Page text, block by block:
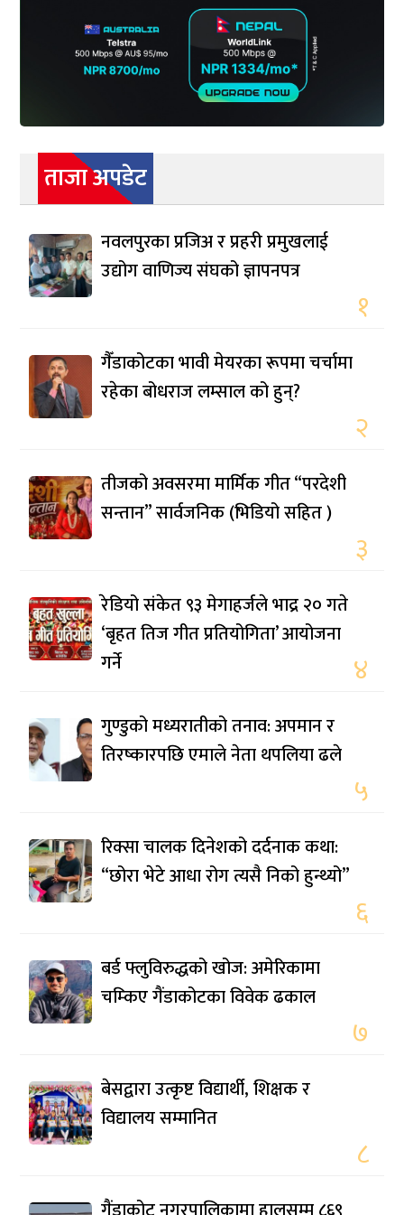
ताजा अपडेट
नवलपुरका प्रजिअ र प्रहरी प्रमुखलाई
उद्योग वाणिज्य संघको ज्ञापनपत्र
१
गैँडाकोटका भावी मेयरका रूपमा चर्चामा
रहेका बोधराज लम्साल को हुन्?
२
तीजको अवसरमा मार्मिक गीत “परदेशी
सन्तान” सार्वजनिक (भिडियो सहित )
३
रेडियो संकेत ९३ मेगाहर्जले भाद्र २० गते
‘बृहत तिज गीत प्रतियोगिता’ आयोजना
गर्ने
४
गुण्डुको मध्यरातीको तनाव: अपमान र
तिरष्कारपछि एमाले नेता थपलिया ढले
५
रिक्सा चालक दिनेशको दर्दनाक कथा:
“छोरा भेटे आधा रोग त्यसै निको हुन्थ्यो”
६
बर्ड फ्लुविरुद्धको खोज: अमेरिकामा
चम्किए गैंडाकोटका विवेक ढकाल
७
बेसद्वारा उत्कृष्ट विद्यार्थी, शिक्षक र
विद्यालय सम्मानित
८